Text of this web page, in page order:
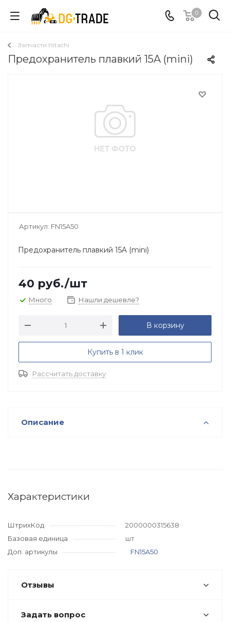
0
Запчасти Hitachi
Предохранитель плавкий 15A (mini)
Артикул: FN15A50
Предохранитель плавкий 15A (mini)
40 руб./шт
Много Нашли дешевле?
В корзину
Купить в 1 клик
Рассчитать доставку
Описание
Характеристики
ШтрихКод
2000000315638
Базовая единица
шт
Доп. артикулы
FN15A50
Отзывы
Задать вопрос